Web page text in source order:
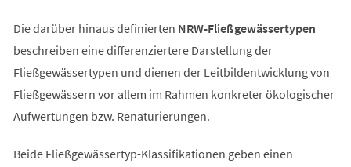
Die darüber hinaus definierten NRW-Fließgewässertypen
beschreiben eine differenziertere Darstellung der
Fließgewässertypen und dienen der Leitbildentwicklung von
Fließgewässern vor allem im Rahmen konkreter ökologischer
Aufwertungen bzw. Renaturierungen.
Beide Fließgewässertyp-Klassifikationen geben einen